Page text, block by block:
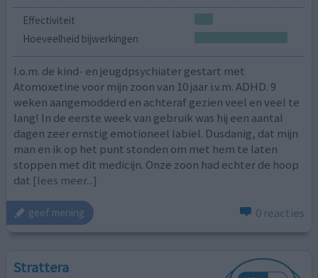
Effectiviteit
Hoeveelheid bijwerkingen
I.o.m. de kind- en jeugdpsychiater gestart met
Atomoxetine voor mijn zoon van 10 jaar i.v.m. ADHD. 9
weken aangemodderd en achteraf gezien veel en veel te
lang! In de eerste week van gebruik was hij een aantal
dagen zeer ernstig emotioneel labiel. Dusdanig, dat mijn
man en ik op het punt stonden om met hem te laten
stoppen met dit medicijn. Onze zoon had echter de hoop
dat [lees meer...]
geef mening 0 reacties
Strattera